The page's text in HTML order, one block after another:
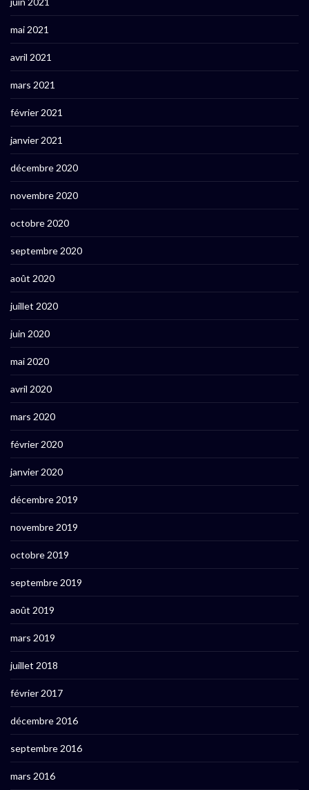
mai 2021
avril 2021
mars 2021
février 2021
janvier 2021
décembre 2020
novembre 2020
octobre 2020
septembre 2020
août 2020
juillet 2020
juin 2020
mai 2020
avril 2020
mars 2020
février 2020
janvier 2020
décembre 2019
novembre 2019
octobre 2019
septembre 2019
août 2019
mars 2019
juillet 2018
février 2017
décembre 2016
septembre 2016
mars 2016